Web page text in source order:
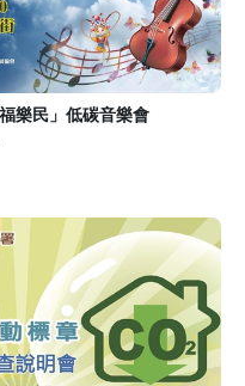
樂民」低碳音樂會